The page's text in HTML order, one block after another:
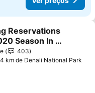
aos favoritos
Reservations
Season In A
Cottage
403
km de Denali National Park